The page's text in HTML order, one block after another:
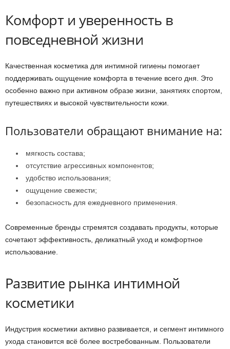
Комфорт и уверенность в
повседневной жизни
Качественная косметика для интимной гигиены помогает
поддерживать ощущение комфорта в течение всего дня. Это
особенно важно при активном образе жизни, занятиях спортом,
путешествиях и высокой чувствительности кожи.
Пользователи обращают внимание на:
мягкость состава;
отсутствие агрессивных компонентов;
удобство использования;
ощущение свежести;
безопасность для ежедневного применения.
Современные бренды стремятся создавать продукты, которые
сочетают эффективность, деликатный уход и комфортное
использование.
Развитие рынка интимной
косметики
Индустрия косметики активно развивается, и сегмент интимного
ухода становится всё более востребованным. Пользователи